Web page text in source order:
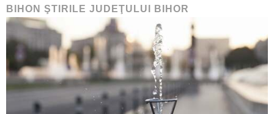
BIHON ŞTIRILE JUDEŢULUI BIHOR